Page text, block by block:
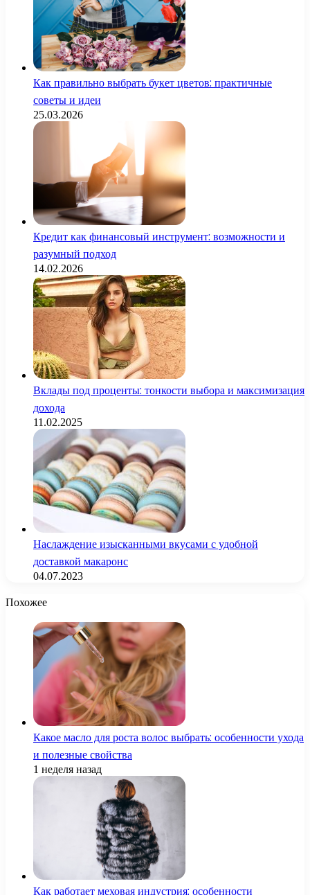
Как правильно выбрать букет цветов: практичные
советы и идеи
25.03.2026
Кредит как финансовый инструмент: возможности и
разумный подход
14.02.2026
Вклады под проценты: тонкости выбора и максимизация
дохода
11.02.2025
Наслаждение изысканными вкусами с удобной
доставкой макаронс
04.07.2023
Похожее
Какое масло для роста волос выбрать: особенности ухода
и полезные свойства
1 неделя назад
Как работает меховая индустрия: особенности